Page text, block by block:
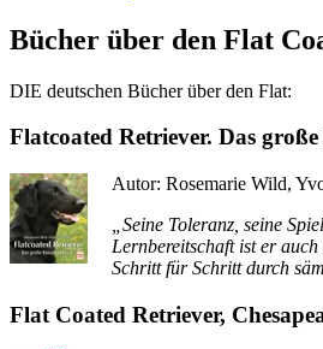
Bücher über den Flat
DIE deutschen Bücher über den Flat:
Flatcoated Retriever. Das
Autor: Rosemarie Wild,
„Seine Toleranz, seine
Lernbereitschaft ist er
Schritt für Schritt durch
Flat Coated Retriever,